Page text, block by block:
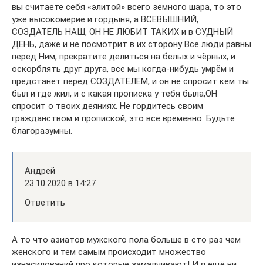
вы считаете себя «элитой» всего земного шара, то это
уже высокомерие и гордыня, а ВСЕВЫШНИЙ,
СОЗДАТЕЛЬ НАШ, ОН НЕ ЛЮБИТ ТАКИХ и в СУДНЫЙ
ДЕНЬ, даже и не посмотрит в их сторону Все люди равны
перед Ним, прекратите делиться на белых и чёрных, и
оскорблять друг друга, все мы когда-нибудь умрём и
предстанет перед СОЗДАТЕЛЕМ, и он не спросит кем ты
был и где жил, и с какая прописка у тебя была,ОН
спросит о твоих деяниях. Не гордитесь своим
гражданством и пропиской, это все временно. Будьте
благоразумны.
Андрей
23.10.2020 в 14:27
Ответить
А то что азиатов мужского пола больше в сто раз чем
женского и тем самым происходит множество